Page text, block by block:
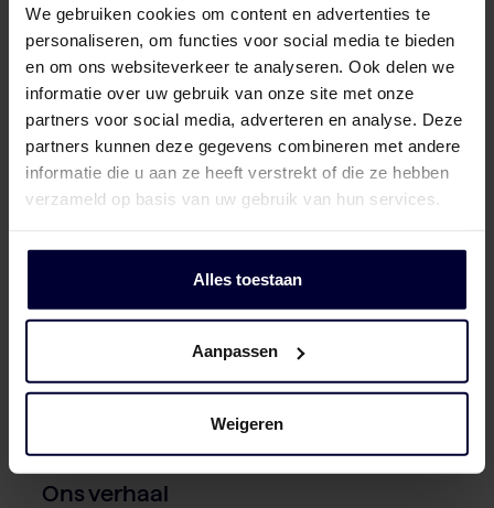
We gebruiken cookies om content en advertenties te
personaliseren, om functies voor social media te bieden
en om ons websiteverkeer te analyseren. Ook delen we
informatie over uw gebruik van onze site met onze
partners voor social media, adverteren en analyse. Deze
partners kunnen deze gegevens combineren met andere
informatie die u aan ze heeft verstrekt of die ze hebben
verzameld op basis van uw gebruik van hun services.
Alles toestaan
Aanpassen
Weigeren
vernieuwen. Om voorop te blijven lopen in de
varkensindustrie die ook continu in
beweging is. Lees hoe het ondernemersgezin
Van Rooi uitgegroeide tot een modern en
toonaangevende bedrijf. Met oog voor de
hedendaagse wensen en duurzame eisen. En
altijd voor de wereld om ons heen.
04
Ons verhaal